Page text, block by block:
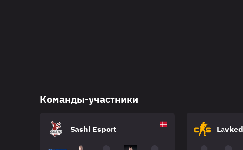
Команды-участники
Sashi Esport Lavked